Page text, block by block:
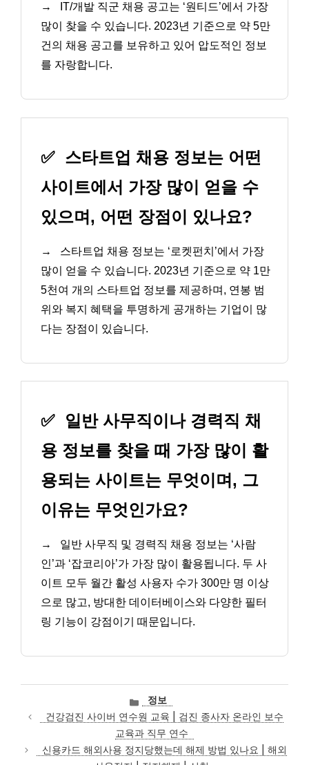
→
IT/개발 직군 채용 공고는 ‘원티드’에서 가장
많이 찾을 수 있습니다. 2023년 기준으로 약 5만
건의 채용 공고를 보유하고 있어 압도적인 정보
를 자랑합니다.
✅ 스타트업 채용 정보는 어떤
사이트에서 가장 많이 얻을 수
있으며, 어떤 장점이 있나요?
→
스타트업 채용 정보는 ‘로켓펀치’에서 가장
많이 얻을 수 있습니다. 2023년 기준으로 약 1만
5천여 개의 스타트업 정보를 제공하며, 연봉 범
위와 복지 혜택을 투명하게 공개하는 기업이 많
다는 장점이 있습니다.
✅
일반 사무직이나 경력직 채
용 정보를 찾을 때 가장 많이 활
용되는 사이트는 무엇이며, 그
이유는 무엇인가요?
→
일반 사무직 및 경력직 채용 정보는 ‘사람
인’과 ‘잡코리아’가 가장 많이 활용됩니다. 두 사
이트 모두 월간 활성 사용자 수가 300만 명 이상
으로 많고, 방대한 데이터베이스와 다양한 필터
링 기능이 강점이기 때문입니다.
카
테
고
리
정보
건강검진 사이버 연수원 교육 | 검진 종사자 온라인 보수
교육과 직무 연수
신용카드 해외사용 정지당했는데 해제 방법 있나요 | 해외